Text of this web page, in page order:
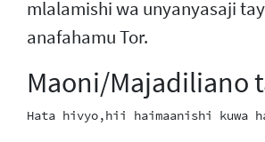
mlalamishi wa unyanyasaji
anafahamu Tor.
Maoni/Majadiliano
Hata hivyo,hii haimaanishi kuwa